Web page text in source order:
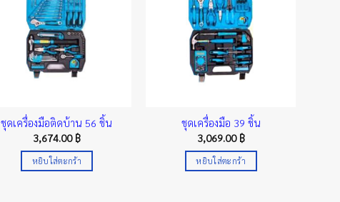
ชุดเครื่องมือติดบ้าน 56 ชิ้น
3,674.00 ฿
หยิบใส่ตะกร้า
ชุดเครื่องมือ 39 ชิ้น
3,069.00 ฿
หยิบใส่ตะกร้า